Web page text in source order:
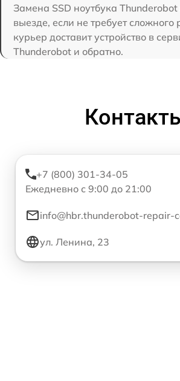
Замена SSD ноутбука
выезде, если не требует
курьер доставит устройство в
Thunderobot и обратно.
+7 (800) 301-34-05
Ежедневно с 9:00 до 21:00
info@hbr.thunderobot-repair-
ул. Ленина, 23